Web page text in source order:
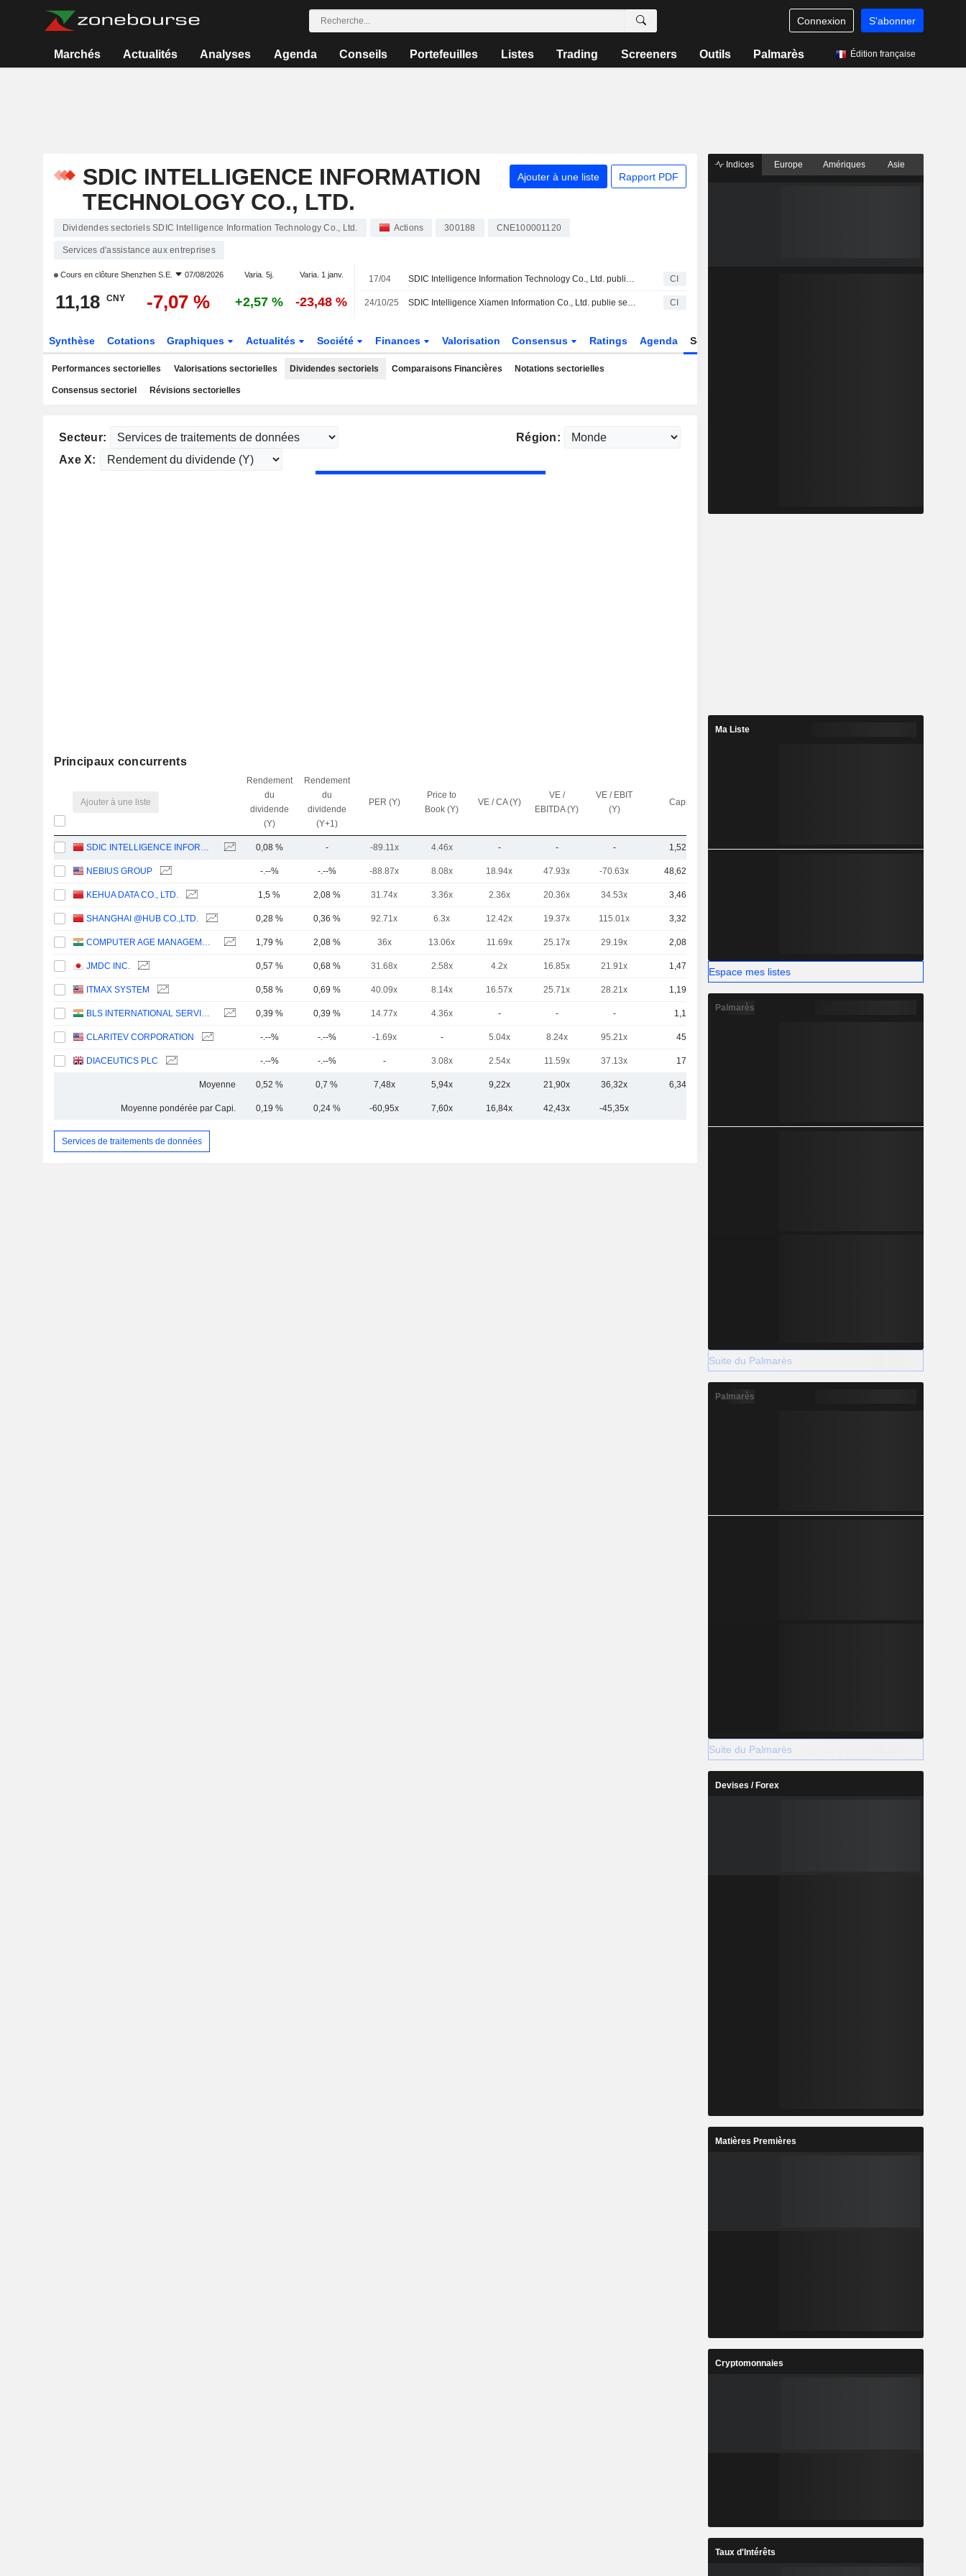
Connexion S'abonner
Marchés Actualités Analyses Agenda Conseils Portefeuilles Listes Trading Screeners Outils Palmarès Édition française
SDIC INTELLIGENCE INFORMATION
TECHNOLOGY CO., LTD.
Ajouter à une liste Rapport PDF
Dividendes sectoriels SDIC Intelligence Information Technology Co., Ltd. Actions 300188 CNE100001120
Services d'assistance aux entreprises
Cours en clôture Shenzhen S.E. 07/08/2026 Varia. 5j. Varia. 1 janv.
11,18 CNY -7,07 % +2,57 % -23,48 %
17/04 SDIC Intelligence Information Technology Co., Ltd. publie ses résultats pour le premier trimestre clos le 31 mars 2026 CI
24/10/25 SDIC Intelligence Xiamen Information Co., Ltd. publie ses résultats pour les neuf premiers mois de 2025 CI
Synthèse Cotations Graphiques Actualités Société Finances Valorisation Consensus Ratings Agenda Secteur
Performances sectorielles Valorisations sectorielles Dividendes sectoriels Comparaisons Financières Notations sectorielles
Consensus sectoriel Révisions sectorielles
Secteur:
Région:
Axe X:
Principaux concurrents
Ajouter à une liste
Rendement
du
dividende
(Y)
Rendement
du
dividende
(Y+1)
PER (Y)
Price to
Book (Y)
VE / CA (Y)
VE /
EBITDA (Y)
VE / EBIT
(Y)
Capi.($)
SDIC INTELLIGENCE INFORMATION TECHNOLOGY CO., LTD. 0,08 % - -89.11x 4.46x - - - 1,52 Md
NEBIUS GROUP -.--% -.--% -88.87x 8.08x 18.94x 47.93x -70.63x 48,62 Md
KEHUA DATA CO., LTD. 1,5 % 2,08 % 31.74x 3.36x 2.36x 20.36x 34.53x 3,46 Md
SHANGHAI @HUB CO.,LTD. 0,28 % 0,36 % 92.71x 6.3x 12.42x 19.37x 115.01x 3,32 Md
COMPUTER AGE MANAGEMENT SERVICES LIMITED 1,79 % 2,08 % 36x 13.06x 11.69x 25.17x 29.19x 2,08 Md
JMDC INC. 0,57 % 0,68 % 31.68x 2.58x 4.2x 16.85x 21.91x 1,47 Md
ITMAX SYSTEM 0,58 % 0,69 % 40.09x 8.14x 16.57x 25.71x 28.21x 1,19 Md
BLS INTERNATIONAL SERVICES LIMITED 0,39 % 0,39 % 14.77x 4.36x - - - 1,1 Md
CLARITEV CORPORATION -.--% -.--% -1.69x - 5.04x 8.24x 95.21x 458 M
DIACEUTICS PLC -.--% -.--% - 3.08x 2.54x 11.59x 37.13x 170 M
Moyenne 0,52 % 0,7 % 7,48x 5,94x 9,22x 21,90x 36,32x 6,34 Md
Moyenne pondérée par Capi. 0,19 % 0,24 % -60,95x 7,60x 16,84x 42,43x -45,35x
Services de traitements de données
Indices Europe Amériques Asie
Ma Liste
Espace mes listes
Palmarès
Suite du Palmarès
Palmarès
Suite du Palmarès
Devises / Forex
Matières Premières
Cryptomonnaies
Taux d'Intérêts